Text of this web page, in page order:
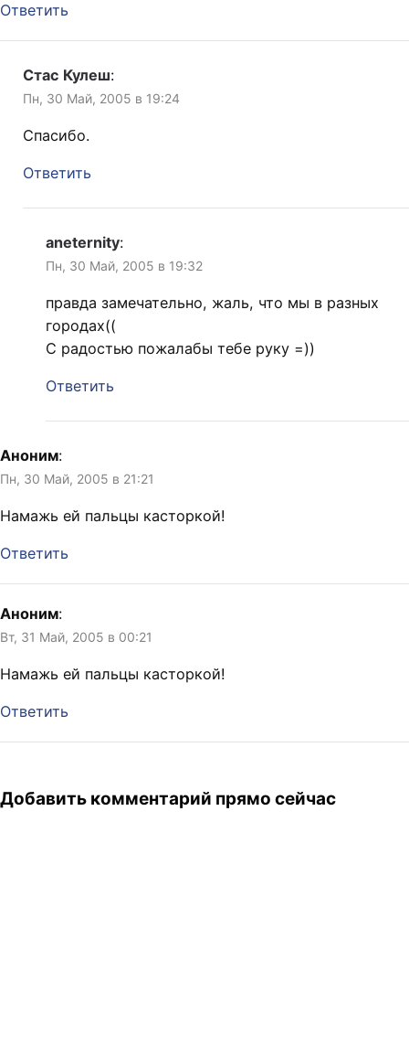
Ответить
Стас Кулеш:
Пн, 30 Май, 2005 в 19:24
Спасибо.
Ответить
aneternity:
Пн, 30 Май, 2005 в 19:32
правда замечательно, жаль, что мы в разных
городах((
С радостью пожалабы тебе руку =))
Ответить
Аноним:
Пн, 30 Май, 2005 в 21:21
Намажь ей пальцы касторкой!
Ответить
Аноним:
Вт, 31 Май, 2005 в 00:21
Намажь ей пальцы касторкой!
Ответить
Добавить комментарий прямо сейчас